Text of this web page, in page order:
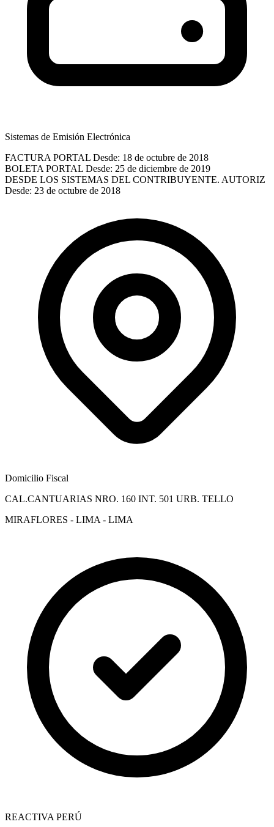
Sistemas de Emisión Electrónica
FACTURA PORTAL Desde: 18 de octubre de 2018
BOLETA PORTAL Desde: 25 de diciembre de 2019
DESDE LOS SISTEMAS DEL CONTRIBUYENTE. AUTORIZ
Desde: 23 de octubre de 2018
Domicilio Fiscal
CAL.CANTUARIAS NRO. 160 INT. 501 URB. TELLO
MIRAFLORES - LIMA - LIMA
REACTIVA PERÚ